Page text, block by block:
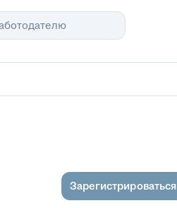
Зарегистрироваться